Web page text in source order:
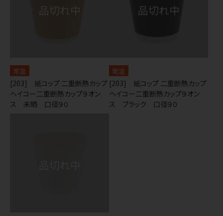
常温
[203] 紙コップ 二重断熱カップ
ヘイコー二重断熱カップ９オン
ス 未晒 口径９０
常温
[203] 紙コップ 二重断熱カップ
ヘイコー二重断熱カップ９オン
ス ブラック 口径９０